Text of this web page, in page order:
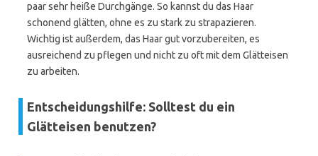
paar sehr heiße Durchgänge. So kannst du das Haar
schonend glätten, ohne es zu stark zu strapazieren.
Wichtig ist außerdem, das Haar gut vorzubereiten, es
ausreichend zu pflegen und nicht zu oft mit dem Glätteisen
zu arbeiten.
Entscheidungshilfe: Solltest du ein
Glätteisen benutzen?